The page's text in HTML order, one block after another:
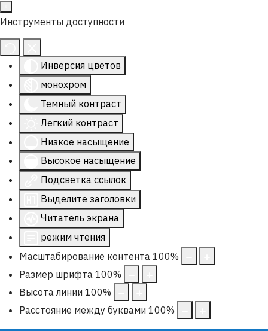
Инструменты доступности
Инверсия цветов
монохром
Темный контраст
Легкий контраст
Низкое насыщение
Высокое насыщение
Подсветка ссылок
Выделите заголовки
Читатель экрана
режим чтения
Масштабирование контента 100%
Размер шрифта 100%
Высота линии 100%
Расстояние между буквами 100%